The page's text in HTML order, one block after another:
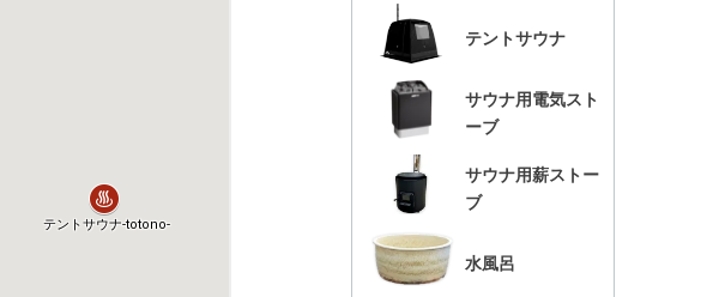
テントサウナ
サウナ用電気スト
ーブ
サウナ用薪ストー
ブ
水風呂